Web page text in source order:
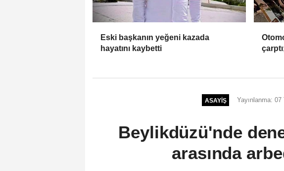
Eski başkanın yeğeni kazada
hayatını kaybetti
ASAYIŞ Yayınlanma:
Beylikdüzü'nde
arasında